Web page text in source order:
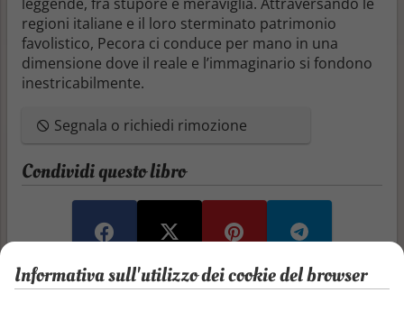
regioni italiane e il loro sterminato patrimonio
favolistico, Pecora ci conduce per mano in una
dimensione dove il reale e l’immaginario si fondono
inestricabilmente.
Segnala o richiedi rimozione
Condividi questo libro
Recensioni e articoli
Informativa sull'utilizzo dei cookie del browser